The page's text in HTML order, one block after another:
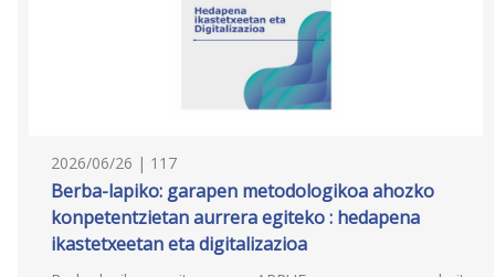
2026/06/26 | 117
Berba-lapiko: garapen metodologikoa ahozko
konpetentzietan aurrera egiteko : hedapena
ikastetxeetan eta digitalizazioa